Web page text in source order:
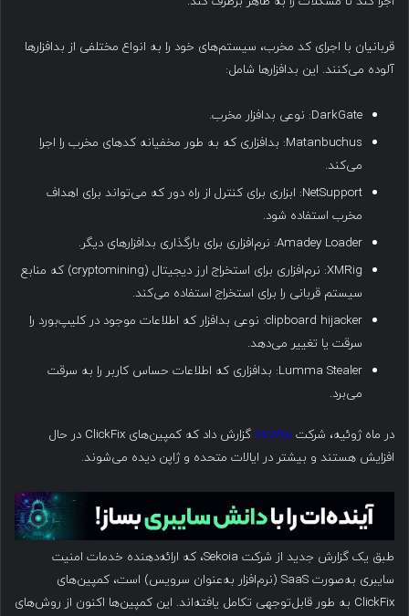
قربانیان با اجرای کد مخرب، سیستم‌های خود را به انواع مختلفی از بدافزارها
آلوده می‌کنند. این بدافزارها شامل:
DarkGate: نوعی بدافزار مخرب.
Matanbuchus: بدافزاری که به طور مخفیانه کدهای مخرب را اجرا
می‌کند.
NetSupport: ابزاری برای کنترل از راه دور که می‌تواند برای اهداف
مخرب استفاده شود.
Amadey Loader: نرم‌افزاری برای بارگذاری بدافزارهای دیگر.
XMRig: نرم‌افزاری برای استخراج ارز دیجیتال (cryptomining) که منابع
سیستم قربانی را برای استخراج استفاده می‌کند.
clipboard hijacker: نوعی بدافزار که اطلاعات موجود در کلیپ‌بورد را
سرقت یا تغییر می‌دهد.
Lumma Stealer: بدافزاری که اطلاعات حساس کاربر را به سرقت
می‌برد.
در ماه ژوئیه، شرکت McAfee
گزارش داد که کمپین‌های ClickFix در حال
افزایش هستند و بیشتر در ایالات متحده و ژاپن دیده می‌شوند.
طبق یک گزارش جدید از شرکت Sekoia، که ارائه‌دهنده خدمات امنیت
سایبری به‌صورت SaaS (نرم‌افزار به‌عنوان سرویس) است، کمپین‌های
ClickFix به طور قابل‌توجهی تکامل یافته‌اند. این کمپین‌ها اکنون از روش‌های